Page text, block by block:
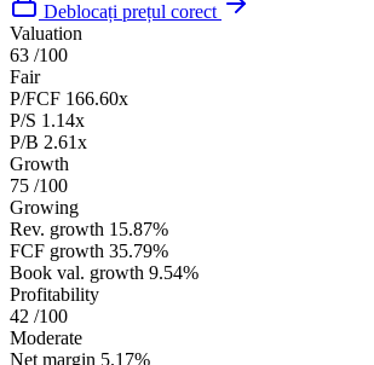
Deblocați prețul corect
Valuation
63 /100
Fair
P/FCF 166.60x
P/S 1.14x
P/B 2.61x
Growth
75 /100
Growing
Rev. growth 15.87%
FCF growth 35.79%
Book val. growth 9.54%
Profitability
42 /100
Moderate
Net margin 5.17%